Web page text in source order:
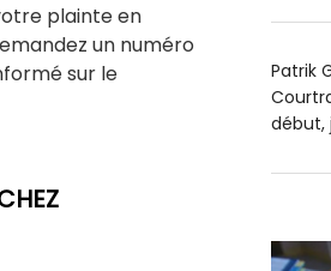
plainte en
un numéro
sur le
Patrik
début,